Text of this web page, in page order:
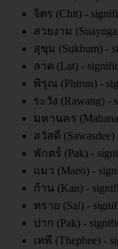
จิตร (Chit) -
สวยงาม
สุขุม (Sukhum) -
ลาด (Lat) -
พิรุณ (Phirun) -
ระวัง (Rawang) -
มหานคร
สวัสดี
พักตร์ (Pak) -
แมว (Maeo) -
ก้าน (Kan) -
ทราย (Sai) -
ปาก (Pak) -
เทพี (Thephee) -